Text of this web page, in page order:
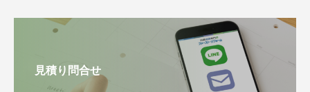
見積り問合せ